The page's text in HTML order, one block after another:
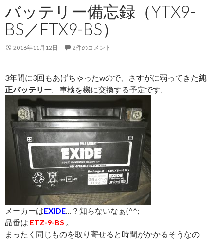
バッテリー備忘録（YTX9-
BS／FTX9-BS）
2016年11月12日 2件のコメント
3年間に3回もあげちゃったwので、さすがに弱ってきた純
正バッテリー。車検を機に交換する予定です。
メーカーはEXIDE…？知らないなぁ(^^;
品番は ETZ-9-BS 。
まったく同じものを取り寄せると時間がかかるそうなの